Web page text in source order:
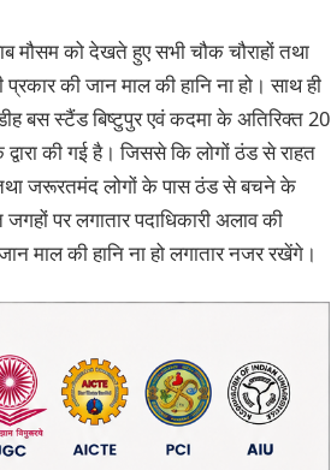
मौसम को देखते हुए सभी चौक चौराहों तथा
की जान माल की हानि ना हो। साथ ही
बस स्टैंड बिष्टुपुर एवं कदमा के अतिरिक्त 20
की गई है। जिससे कि लोगों ठंड से राहत
तथा जरूरतमंद लोगों के पास ठंड से बचने के
पर लगातार पदाधिकारी अलाव की
माल की हानि ना हो लगातार नजर रखेंगे।